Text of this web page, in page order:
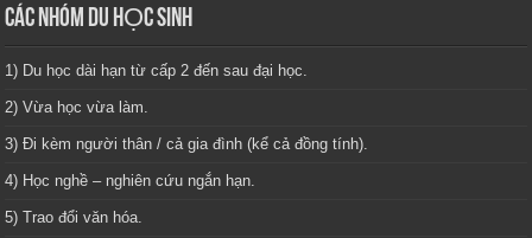
CÁC NHÓM DU HỌC SINH
1) Du học dài hạn từ cấp 2 đến sau đại học.
2) Vừa học vừa làm.
3) Đi kèm người thân / cả gia đình (kể cả đồng tính).
4) Học nghề – nghiên cứu ngắn hạn.
5) Trao đổi văn hóa.